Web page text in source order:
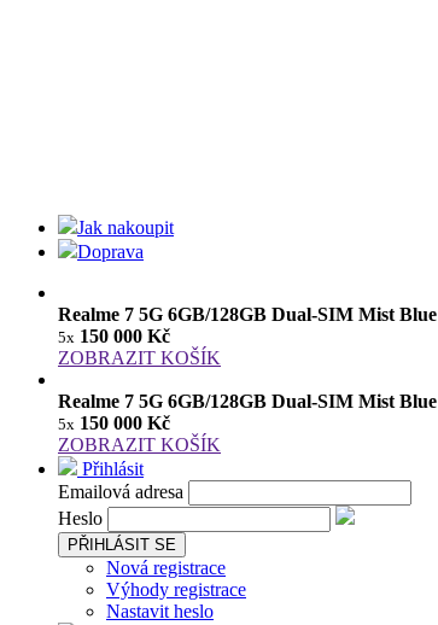
Jak nakoupit
Doprava
Realme 7 5G 6GB/128GB Dual-SIM Mist Blue
5x 150 000 Kč
ZOBRAZIT KOŠÍK
Realme 7 5G 6GB/128GB Dual-SIM Mist Blue
5x 150 000 Kč
ZOBRAZIT KOŠÍK
Přihlásit
Emailová adresa
Heslo
PŘIHLÁSIT SE
Nová registrace
Výhody registrace
Nastavit heslo